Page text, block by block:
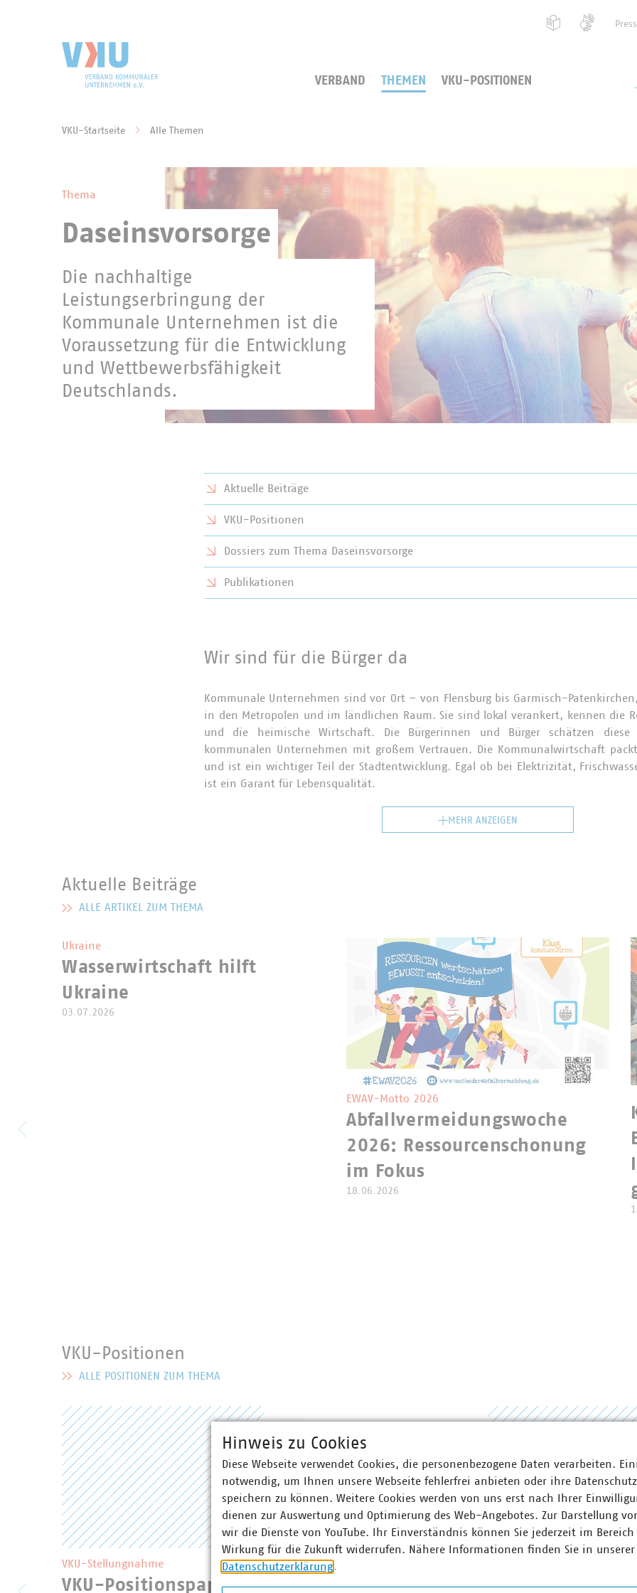
VERBAND THEMEN VKU-POSITIONEN
VKU-Startseite Alle Themen
Thema
Daseinsvorsorge
Die nachhaltige
Leistungserbringung der
Kommunale Unternehmen ist die
Voraussetzung für die Entwicklung
und Wettbewerbsfähigkeit
Deutschlands.
Aktuelle Beiträge
VKU-Positionen
Dossiers zum Thema Daseinsvorsorge
Publikationen
Wir sind für die Bürger da
Kommunale Unternehmen sind vor Ort – von Flensburg bis Garmisch-
in den Metropolen und im ländlichen Raum. Sie sind lokal verankert, kennen die
und die heimische Wirtschaft. Die Bürgerinnen und Bürger schätzen diese
kommunalen Unternehmen mit großem Vertrauen. Die Kommunalwirtschaft
und ist ein wichtiger Teil der Stadtentwicklung. Egal ob bei Elektrizität,
ist ein Garant für Lebensqualität.
MEHR ANZEIGEN
kommunalen Unternehmen ihre Daseinsvorsorge an.
Aktuelle Beiträge
MEHR ZU AKTUELLE BEITRÄGE
ALLE ARTIKEL ZUM THEMA
Ukraine
Wasserwirtschaft hilft
Ukraine
03.07.2026
EWAV-Motto 2026
Abfallvermeidungswoche
2026: Ressourcenschonung
im Fokus
18.06.2026
VKU-Positionen
MEHR ZU VKU-POSITIONEN
ALLE POSITIONEN ZUM THEMA
VKU-Stellungnahme
VKU-Positionspapier "Nationaler
VKU-
Hinweis zu Cookies
Diese Webseite verwendet Cookies, die personenbezogene Daten verarbeiten.
notwendig, um Ihnen unsere Webseite fehlerfrei anbieten oder ihre
speichern zu können. Weitere Cookies werden von uns erst nach Ihrer
dienen zur Auswertung und Optimierung des Web-Angebotes. Zur Darstellung
wir die Dienste von YouTube. Ihr Einverständnis können Sie jederzeit im
Wirkung für die Zukunft widerrufen. Nähere Informationen finden Sie in unserer
Datenschutzerklärung.